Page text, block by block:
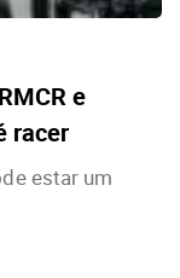
e
racer
estar um